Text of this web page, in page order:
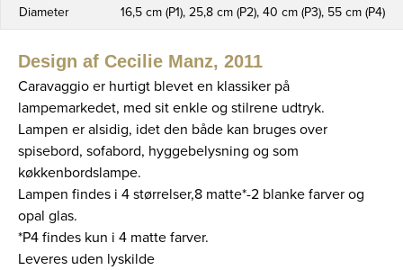
Diameter
16,5 cm (P1), 25,8 cm (P2), 40 cm (P3), 55 cm (P4)
Design af Cecilie Manz, 2011
Caravaggio er hurtigt blevet en klassiker på
lampemarkedet, med sit enkle og stilrene udtryk.
Lampen er alsidig, idet den både kan bruges over
spisebord, sofabord, hyggebelysning og som
køkkenbordslampe.
Lampen findes i 4 størrelser,8 matte*-2 blanke farver og
opal glas.
*P4 findes kun i 4 matte farver.
Leveres uden lyskilde